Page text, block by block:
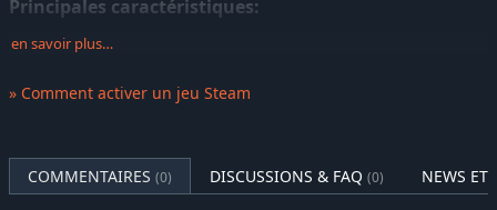
Principales caractéristiques:
Une histoire passionnante pleine de rebondissements et de
Un monde fantastique splendide à explorer
par tour stratégique unique
Des personnages charismatiques et inoubliables
en savoir plus…
» Comment activer un jeu Steam
COMMENTAIRES (0) DISCUSSIONS & FAQ (0) NEWS ET